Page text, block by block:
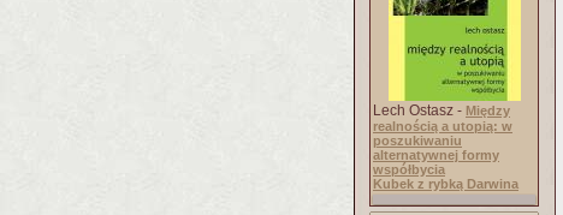
Lech Ostasz - Między
realnością a utopią: w
poszukiwaniu
alternatywnej formy
współbycia
Kubek z rybką Darwina